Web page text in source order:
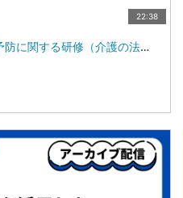
22:38
🎥介護予防及び要介護の進行予防に関する研修（介護の法定研修）